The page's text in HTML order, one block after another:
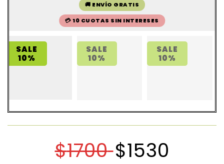
🚚 ENVÍO GRATIS
💳 10 CUOTAS SIN INTERESES
SALE
10%
SALE
10%
SALE
10%
$1700 $1530